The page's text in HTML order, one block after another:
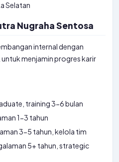
Selatan
Nugraha Sentosa
internal dengan
menjamin progres karir
training 3-6 bulan
1-3 tahun
3-5 tahun, kelola tim
5+ tahun, strategic